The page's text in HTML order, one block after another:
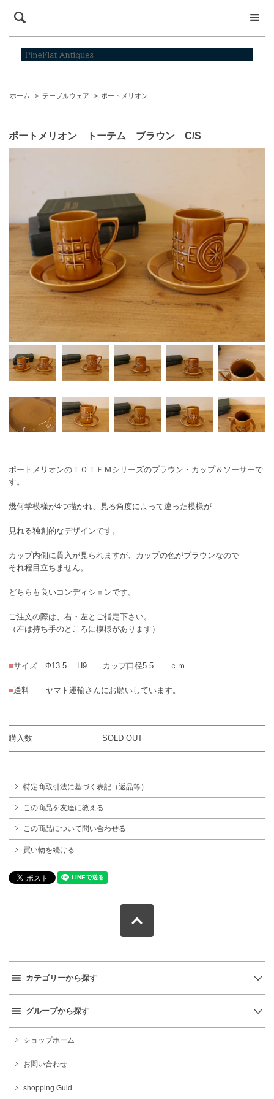
ホーム > テーブルウェア > ポートメリオン
ポートメリオン トーテム ブラウン C/S
ポートメリオンのＴＯＴＥＭシリーズのブラウン・カップ＆ソーサーで
す。
幾何学模様が4つ描かれ、見る角度によって違った模様が
見れる独創的なデザインです。
カップ内側に貫入が見られますが、カップの色がブラウンなので
それ程目立ちません。
どちらも良いコンディションです。
ご注文の際は、右・左とご指定下さい。
（左は持ち手のところに模様があります）
■サイズ Ф13.5 H9 カップ口径5.5 ｃｍ
■送料 ヤマト運輸さんにお願いしています。
購入数 SOLD OUT
特定商取引法に基づく表記（返品等）
この商品を友達に教える
この商品について問い合わせる
買い物を続ける
カテゴリーから探す
グループから探す
ショップホーム
お問い合わせ
shopping Guid